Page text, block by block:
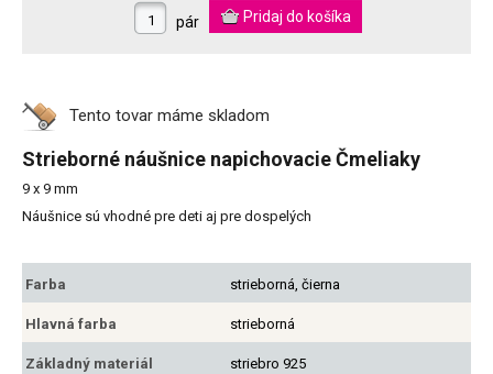
pár
Tento tovar máme skladom
Strieborné náušnice napichovacie Čmeliaky
9 x 9 mm
Náušnice sú vhodné pre deti aj pre dospelých
Farba strieborná, čierna
Hlavná farba strieborná
Základný materiál striebro 925